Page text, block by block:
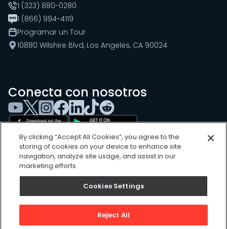
1 (323) 880-0280
1 (866) 994-4119
Programar un Tour
10880 Wilshire Blvd, Los Angeles, CA 90024
Conecta con nosotros
Sitemap
Privacy Policy
By clicking “Accept All Cookies”, you agree to the
storing of cookies on your device to enhance site
navigation, analyze site usage, and assist in our
marketing efforts.
Cookies Settings
Reject All